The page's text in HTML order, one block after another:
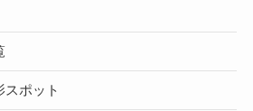
スポット